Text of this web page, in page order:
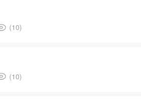
(10)
(10)